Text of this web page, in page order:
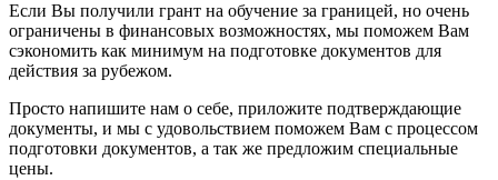
Если Вы получили грант на обучение за границей, но очень
ограничены в финансовых возможностях, мы поможем Вам
сэкономить как минимум на подготовке документов для
действия за рубежом.
Просто напишите нам о себе, приложите подтверждающие
документы, и мы с удовольствием поможем Вам с процессом
подготовки документов, а так же предложим специальные
цены.